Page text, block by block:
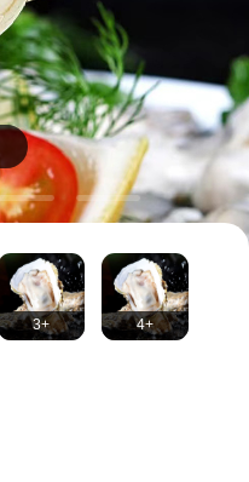
3+ 4+